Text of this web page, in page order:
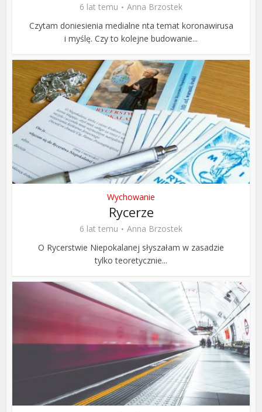
6 lat temu
Anna Brzostek
Czytam doniesienia medialne nta temat koronawirusa
i myślę. Czy to kolejne budowanie...
Wychowanie
Rycerze
6 lat temu
Anna Brzostek
O Rycerstwie Niepokalanej słyszałam w zasadzie
tylko teoretycznie...